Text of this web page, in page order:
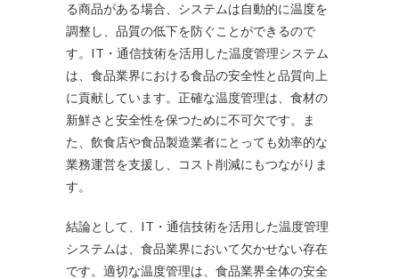
る商品がある場合、システムは自動的に温度を
調整し、品質の低下を防ぐことができるので
す。IT・通信技術を活用した温度管理システム
は、食品業界における食品の安全性と品質向上
に貢献しています。正確な温度管理は、食材の
新鮮さと安全性を保つために不可欠です。ま
た、飲食店や食品製造業者にとっても効率的な
業務運営を支援し、コスト削減にもつながりま
す。
結論として、IT・通信技術を活用した温度管理
システムは、食品業界において欠かせない存在
です。適切な温度管理は、食品業界全体の安全